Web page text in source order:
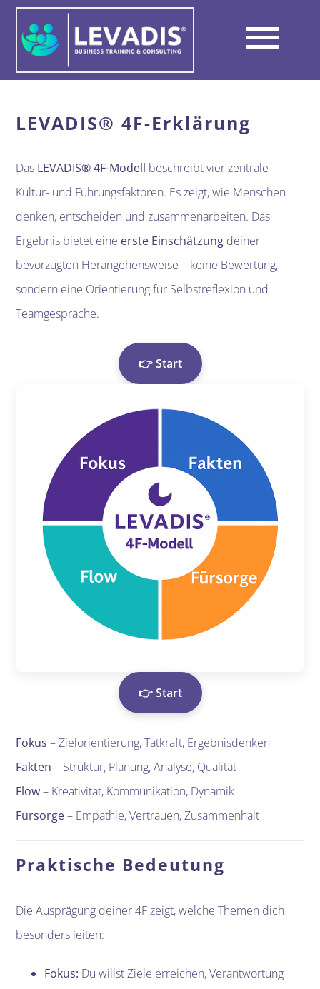
Skip
content
Unterschied
Netzwerk & Partner
Kontakt
LEVADIS® 4F-Erklärung
Das LEVADIS® 4F-Modell beschreibt vier zentrale
Kultur- und Führungsfaktoren. Es zeigt, wie Menschen
denken, entscheiden und zusammenarbeiten. Das
Ergebnis bietet eine erste Einschätzung deiner
bevorzugten Herangehensweise – keine Bewertung,
sondern eine Orientierung für Selbstreflexion und
Teamgespräche.
👉 Start
👉 Start
Fokus – Zielorientierung, Tatkraft, Ergebnisdenken
Fakten – Struktur, Planung, Analyse, Qualität
Flow– Kreativität, Kommunikation, Dynamik
Fürsorge– Empathie, Vertrauen, Zusammenhalt
Praktische Bedeutung
Die Ausprägung deiner 4F zeigt, welche Themen dich
besonders leiten:
Fokus: Du willst Ziele erreichen, Verantwortung